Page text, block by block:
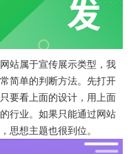
属于宣传展示类型，我
简单的判断方法。先打开
要看上面的设计，用上面
行业。如果只能通过网站
思想主题也很到位。